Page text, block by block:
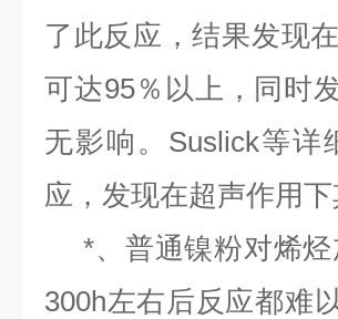
了此反应，结果发现在
可达95％以上，同时
无影响。 Suslick等详
应，发现在超声作用
*、普通镍粉对烯
300h左右后反应都难